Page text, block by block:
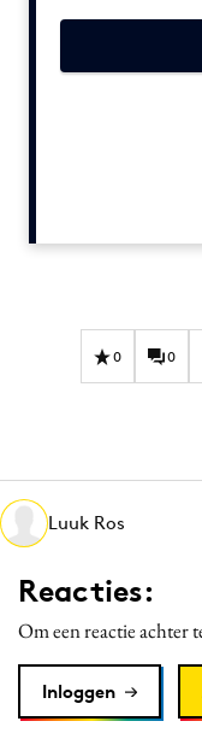
Carriere
Design
Diversiteit
Effectiviteit
Martech
Media
Merkstrategie
Purpose Marketing
Reputatie & crisis
0 0
Luuk Ros
Reacties:
Om een reactie achter
Inloggen